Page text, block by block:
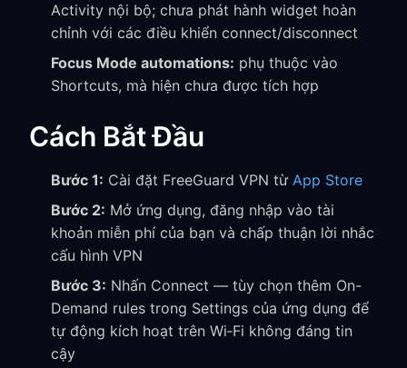
Activity nội bộ; chưa phát hành widget hoàn
chỉnh với các điều khiển connect/disconnect
Focus Mode automations: phụ thuộc vào
Shortcuts, mà hiện chưa được tích hợp
Cách Bắt Đầu
Bước 1: Cài đặt FreeGuard VPN từ App Store
Bước 2: Mở ứng dụng, đăng nhập vào tài
khoản miễn phí của bạn và chấp thuận lời nhắc
cấu hình VPN
Bước 3: Nhấn Connect — tùy chọn thêm On-
Demand rules trong Settings của ứng dụng để
tự động kích hoạt trên Wi‑Fi không đáng tin
cậy